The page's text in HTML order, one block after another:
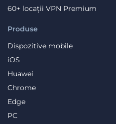
Produse
Dispozitive mobile
iOS
Huawei
Chrome
Edge
PC
60+ locații VPN Premium